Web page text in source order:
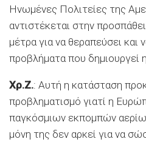
Ηνωμένες Πολιτείες της
αντιστέκεται στην
μέτρα για να θεραπεύσει και
προβλήματα που δημιουργεί
Χρ.Ζ.: Αυτή η κατάσταση
προβληματισμό γιατί η
παγκόσμιων εκπομπών
μόνη της δεν αρκεί για να